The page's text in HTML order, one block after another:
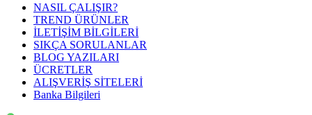
NASIL ÇALIŞIR?
TREND ÜRÜNLER
İLETİŞİM BİLGİLERİ
SIKÇA SORULANLAR
BLOG YAZILARI
ÜCRETLER
ALIŞVERİŞ SİTELERİ
Banka Bilgileri